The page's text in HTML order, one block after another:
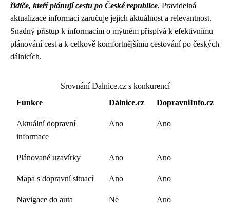
řidiče, kteří plánují cestu po České republice. Pravidelná
aktualizace informací zaručuje jejich aktuálnost a relevantnost.
Snadný přístup k informacím o mýtném přispívá k efektivnímu
plánování cest a k celkově komfortnějšímu cestování po českých
dálnicích.
Srovnání Dalnice.cz s konkurencí
Funkce
Dálnice.cz DopravniInfo.cz
Aktuální dopravní
informace
Ano Ano
Plánované uzavírky Ano Ano
Mapa s dopravní situací Ano Ano
Navigace do auta Ne Ano